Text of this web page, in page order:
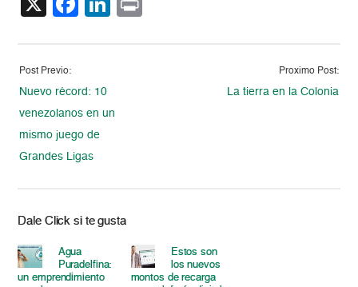
Post Previo:
Nuevo récord: 10
venezolanos en un
mismo juego de
Grandes Ligas
Proximo Post:
La tierra en la Colonia
Dale Click si te gusta
Agua
Puradelfina:
un emprendimiento
Estos son
los nuevos
montos de recarga